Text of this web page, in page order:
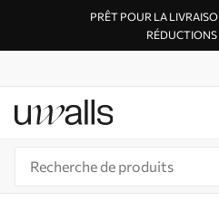
PRÊT POUR LA
RÉDUCTIONS